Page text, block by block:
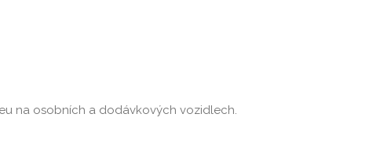
na osobních a dodávkových vozidlech.